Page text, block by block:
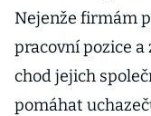
Nejenže firmám
pracovní pozice
chod jejich
pomáhat